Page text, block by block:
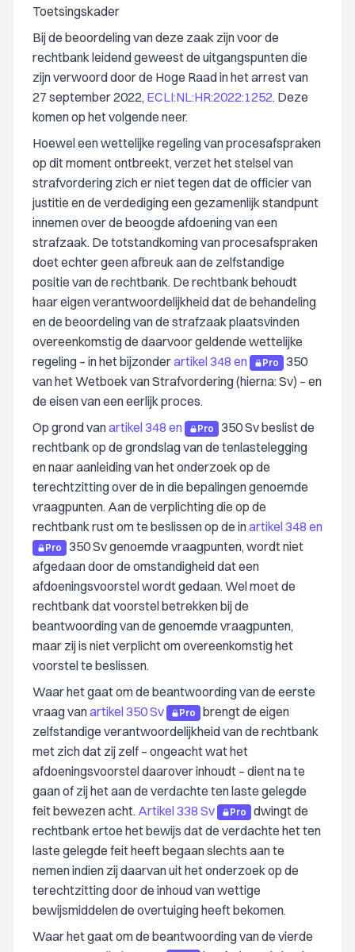
Toetsingskader
Bij de beoordeling van deze zaak zijn voor de
rechtbank leidend geweest de uitgangspunten die
zijn verwoord door de Hoge Raad in het arrest van
27 september 2022, ECLI:NL:HR:2022:1252. Deze
komen op het volgende neer.
Hoewel een wettelijke regeling van procesafspraken
op dit moment ontbreekt, verzet het stelsel van
strafvordering zich er niet tegen dat de officier van
justitie en de verdediging een gezamenlijk standpunt
innemen over de beoogde afdoening van een
strafzaak. De totstandkoming van procesafspraken
doet echter geen afbreuk aan de zelfstandige
positie van de rechtbank. De rechtbank behoudt
haar eigen verantwoordelijkheid dat de behandeling
en de beoordeling van de strafzaak plaatsvinden
overeenkomstig de daarvoor geldende wettelijke
regeling – in het bijzonderartikel 348 en Pro
350
van het Wetboek van Strafvordering (hierna: Sv) – en
de eisen van een eerlijk proces.
Op grond vanartikel 348 en Pro
350 Sv beslist de
rechtbank op de grondslag van de tenlastelegging
en naar aanleiding van het onderzoek op de
terechtzitting over de in die bepalingen genoemde
vraagpunten. Aan de verplichting die op de
rechtbank rust om te beslissen op de inartikel 348 en
Pro
350 Sv genoemde vraagpunten, wordt niet
afgedaan door de omstandigheid dat een
afdoeningsvoorstel wordt gedaan. Wel moet de
rechtbank dat voorstel betrekken bij de
beantwoording van de genoemde vraagpunten,
maar zij is niet verplicht om overeenkomstig het
voorstel te beslissen.
Waar het gaat om de beantwoording van de eerste
vraag vanartikel 350 Sv Pro
brengt de eigen
zelfstandige verantwoordelijkheid van de rechtbank
met zich dat zij zelf – ongeacht wat het
afdoeningsvoorstel daarover inhoudt – dient na te
gaan of zij het aan de verdachte ten laste gelegde
feit bewezen acht. Artikel 338 Sv Pro
dwingt de
rechtbank ertoe het bewijs dat de verdachte het ten
laste gelegde feit heeft begaan slechts aan te
nemen indien zij daarvan uit het onderzoek op de
terechtzitting door de inhoud van wettige
bewijsmiddelen de overtuiging heeft bekomen.
Waar het gaat om de beantwoording van de vierde